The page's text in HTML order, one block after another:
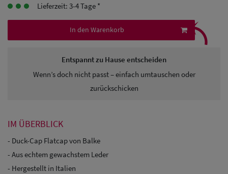
Herren
Sonnenschilder
Herren
Lieferzeit: 3-4 Tage *
In den Warenkorb
Entspannt zu Hause entscheiden
Wenn’s doch nicht passt – einfach umtauschen oder
zurückschicken
⤹
IM ÜBERBLICK
- Duck-Cap Flatcap von Balke
- Aus echtem gewachstem Leder
- Hergestellt in Italien